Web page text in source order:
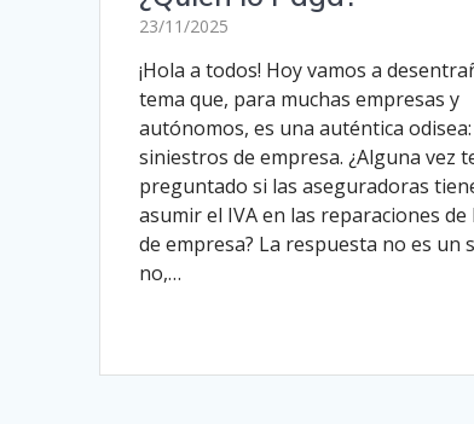
23/11/2025
¡Hola a todos! Hoy vamos a
tema que, para muchas empresas y
autónomos, es una auténtica odisea:
siniestros de empresa. ¿Alguna vez
preguntado si las aseguradoras
asumir el IVA en las reparaciones de
de empresa? La respuesta no es un
no,…